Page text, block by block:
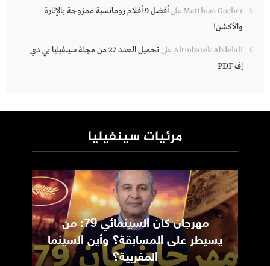
Matthias Gocher على
أفضل 9 أفلام رومانسية ممزوجة بالإثارة
والأكشن!
Aitmbarek Abdelali على
تحميل العدد 27 من مجلة سينفيليا بي دي
إف PDF
مرئيات سينفيليا
مهرجان كان السينمائي 79: من
يسيطر على المسابقة؟ وأين السينما
المغربية؟